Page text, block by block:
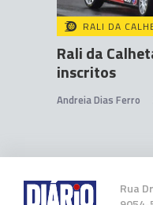
RALI DA
Rali da
inscritos
Andreia Dias Ferro
Rua